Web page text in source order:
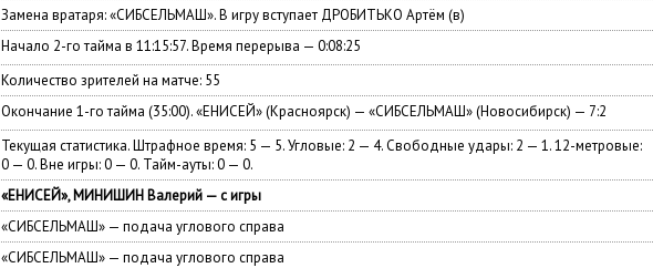
Замена вратаря: «СИБСЕЛЬМАШ». В игру вступает ДРОБИТЬКО Артём (в)
Начало 2-го тайма в 11:15:57. Время перерыва — 0:08:25
Количество зрителей на матче: 55
Окончание 1-го тайма (35:00). «ЕНИСЕЙ» (Красноярск) — «СИБСЕЛЬМАШ» (Новосибирск) — 7:2
Текущая статистика. Штрафное время: 5 — 5. Угловые: 2 — 4. Свободные удары: 2 — 1. 12-метровые:
0 — 0. Вне игры: 0 — 0. Тайм-ауты: 0 — 0.
«ЕНИСЕЙ», МИНИШИН Валерий — с игры
«СИБСЕЛЬМАШ» — подача углового справа
«СИБСЕЛЬМАШ» — подача углового справа